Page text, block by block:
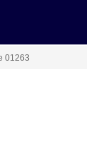
01263